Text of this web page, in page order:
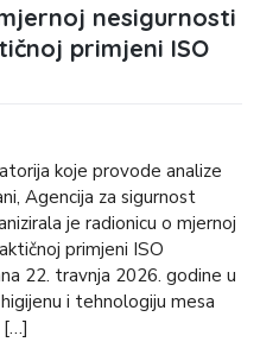
nesigurnosti
primjeni ISO
koje provode analize
Agencija za sigurnost
je radionicu o mjernoj
primjeni ISO
22. travnja 2026. godine u
i tehnologiju mesa
[…]